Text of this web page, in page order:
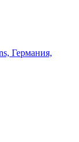
Германия,